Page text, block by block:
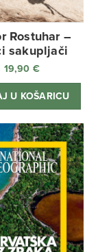
Rostuhar –
sakupljači
19,90 €
U KOŠARICU